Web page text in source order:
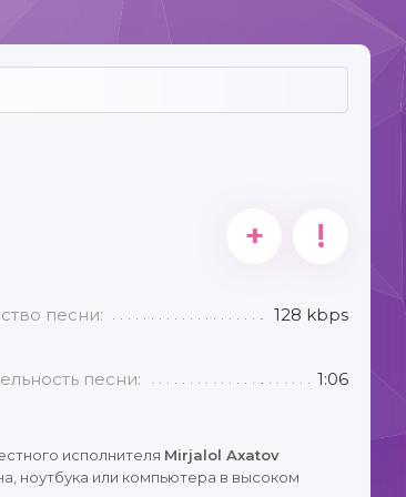
+ !
песни: 128 kbps
песни: 1:06
исполнителя Mirjalol Axatov
ноутбука или компьютера в высоком